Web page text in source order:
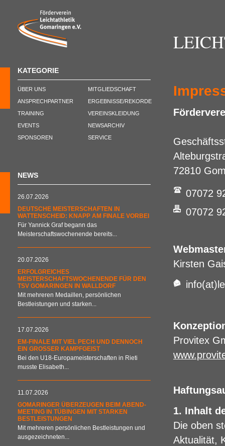
KATEGORIE
ÜBER UNS
ANSPRECHPARTNER
TRAINING
EVENTS
SPONSOREN
MITGLIEDSCHAFT
ERGEBNISSE/REKORDE
VEREINSKLEIDUNG
NEWSARCHIV
SERVICE
NEWS
26.07.2026
DEUTSCHE MEISTERSCHAFTEN IN
WATTENSCHEID: KNAPP AM FINALE VORBEI
Für Yannick Graf begann das
Meisterschaftswochenende bereits...
20.07.2026
ERFOLGREICHES
MEISTERSCHAFTSWOCHENENDE FÜR DEN
TSV GOMARINGEN IN WALLDORF
Mit mehreren Medaillen, persönlichen
Bestleistungen und starken...
17.07.2026
EM-FINALE MIT VIEL PECH UND DENNOCH
EIN GROSSER KAMPFGEIST
Bei den U18-Europameisterschaften in Rieti
musste Elisabeth...
11.07.2026
GOMARINGER ÜBERZEUGEN BEIM ABEND-
MEETING IN TÜBINGEN MIT STARKEN
BESTLEISTUNGEN
Mit mehreren persönlichen Bestleistungen und
ausgezeichneten...
72810
07072
07072
Kirsten
Provitex
1. Inhalt
Die oben
Aktualität,